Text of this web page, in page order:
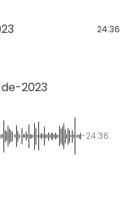
24:36
2023
-24:36